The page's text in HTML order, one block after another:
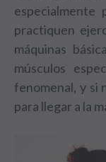
especialmente
practiquen
máquinas
músculos
fenomenal, y si
para llegar a la